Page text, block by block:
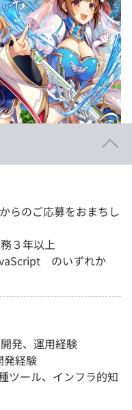
らのご応募をおまちし
３年以上
のいずれか
発、運用経験
発経験
ツール、インフラ的知